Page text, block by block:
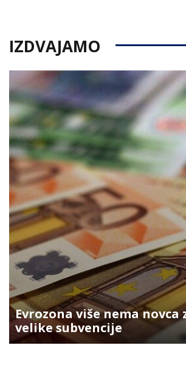
IZDVAJAMO
Evrozona više nema novca
velike subvencije